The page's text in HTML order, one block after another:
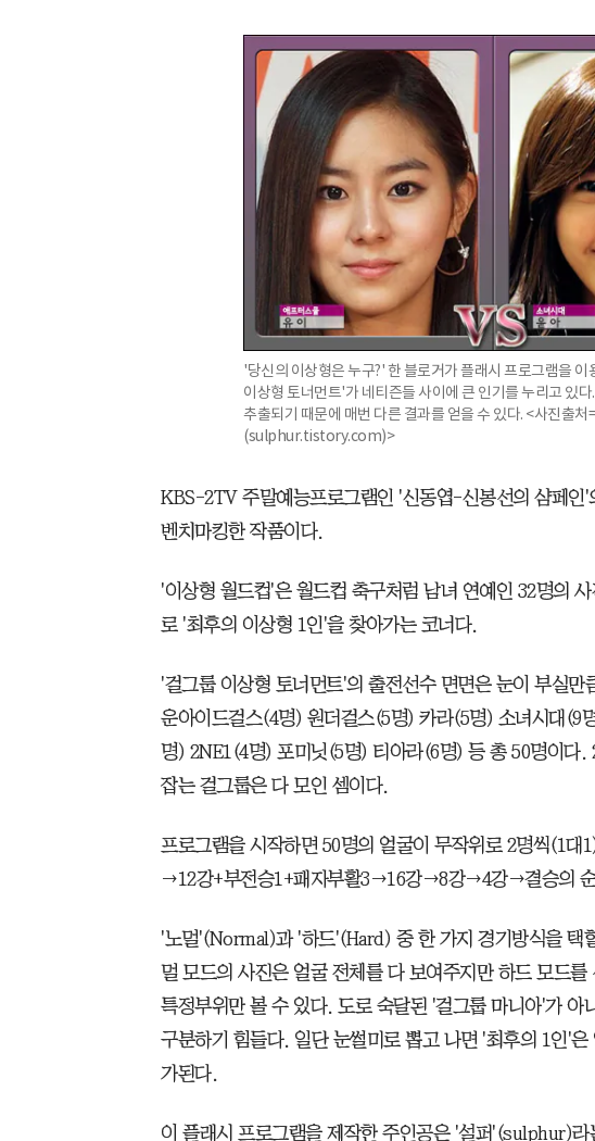
'당신의 이상형은 누구?' 한 블로거가 플래시 프로그램을
이상형 토너먼트'가 네티즌들 사이에 큰 인기를 누리고 있
추출되기 때문에 매번 다른 결과를 얻을 수 있다. <사진출
(sulphur.tistory.com)>
KBS-2TV 주말예능프로그램인 '신동엽-신봉선의 샴페인'
벤치마킹한 작품이다.
'이상형 월드컵'은 월드컵 축구처럼 남녀 연예인 32명의
로 '최후의 이상형 1인'을 찾아가는 코너다.
'걸그룹 이상형 토너먼트'의 출전선수 면면은 눈이 부실
운아이드걸스(4명) 원더걸스(5명) 카라(5명) 소녀시대(9
명) 2NE1(4명) 포미닛(5명) 티아라(6명) 등 총 50명이다.
잡는 걸그룹은 다 모인 셈이다.
프로그램을 시작하면 50명의 얼굴이 무작위로 2명씩(1
→12강+부전승1+패자부활3→16강→8강→4강→결승의 순
'노멀'(Normal)과 '하드'(Hard) 중 한 가지 경기방식을 택
멀 모드의 사진은 얼굴 전체를 다 보여주지만 하드 모드
특정부위만 볼 수 있다. 도로 숙달된 '걸그룹 마니아'가 아
구분하기 힘들다. 일단 눈썰미로 뽑고 나면 '최후의 1인'
가된다.
이 플래시 프로그램을 제작한 주인공은 '설퍼'(sulphur)